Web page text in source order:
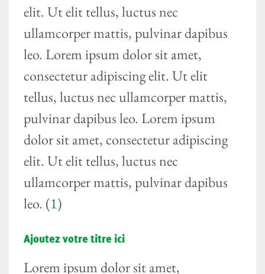
elit. Ut elit tellus, luctus nec
ullamcorper mattis, pulvinar dapibus
leo. Lorem ipsum dolor sit amet,
consectetur adipiscing elit. Ut elit
tellus, luctus nec ullamcorper mattis,
pulvinar dapibus leo. Lorem ipsum
dolor sit amet, consectetur adipiscing
elit. Ut elit tellus, luctus nec
ullamcorper mattis, pulvinar dapibus
leo. (1)
Ajoutez votre titre ici
Lorem ipsum dolor sit amet,